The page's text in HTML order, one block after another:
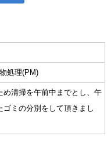
処理(PM)
め清掃を午前中までとし、午
ミの分別をして頂きまし
ィア募集 NEW